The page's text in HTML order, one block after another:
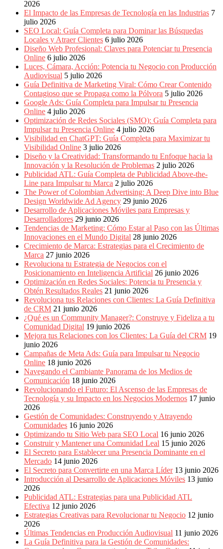
Periódicos
Producción
Gráfica
Colombia.
2026
El Impacto de las Empresas de Tecnología en las Industrias 7
julio 2026
SEO Local: Guía Completa para Dominar las Búsquedas
Locales y Atraer Clientes 6 julio 2026
Diseño Web Profesional: Claves para Potenciar tu Presencia
Online 6 julio 2026
Luces, Cámara, Acción: Potencia tu Negocio con Producción
Audiovisual 5 julio 2026
Guía Definitiva de Marketing Viral: Cómo Crear Contenido
Contagioso que se Propaga como la Pólvora 5 julio 2026
Google Ads: Guía Completa para Impulsar tu Presencia
Online 4 julio 2026
Optimización de Redes Sociales (SMO): Guía Completa para
Impulsar tu Presencia Online 4 julio 2026
Visibilidad en ChatGPT: Guía Completa para Maximizar tu
Visibilidad Online 3 julio 2026
Diseño y la Creatividad: Transformando tu Enfoque hacia la
Innovación y la Resolución de Problemas 2 julio 2026
Publicidad ATL: Guía Completa de Publicidad Above-the-
Line para Impulsar tu Marca 2 julio 2026
The Power of Colombian Advertising: A Deep Dive into Blue
Design Worldwide Ad Agency 29 junio 2026
Desarrollo de Aplicaciones Móviles para Empresas y
Desarrolladores 29 junio 2026
Tendencias de Marketing: Cómo Estar al Paso con las Últimas
Innovaciones en el Mundo Digital 28 junio 2026
Crecimiento de Marca: Estrategias para el Crecimiento de
Marca 27 junio 2026
Revoluciona tu Estrategia de Negocios con el
Posicionamiento en Inteligencia Artificial 26 junio 2026
Optimización en Redes Sociales: Potencia tu Presencia y
Obtén Resultados Reales 21 junio 2026
Revoluciona tus Relaciones con Clientes: La Guía Definitiva
de CRM 21 junio 2026
¿Qué es un Community Manager?: Construye y Fideliza a tu
Comunidad Digital 19 junio 2026
Mejora tus Relaciones con los Clientes: La Guía del CRM 19
junio 2026
Campañas de Meta Ads: Guía para Impulsar tu Negocio
Online 18 junio 2026
Navegando el Cambiante Panorama de los Medios de
Comunicación 18 junio 2026
Revolucionando el Futuro: El Ascenso de las Empresas de
Tecnología y su Impacto en los Negocios Modernos 17 junio
2026
Gestión de Comunidades: Construyendo y Atrayendo
Comunidades 16 junio 2026
Optimizando tu Sitio Web para SEO Local 16 junio 2026
Construir y Mantener una Comunidad Leal 15 junio 2026
El Secreto para Establecer una Presencia Dominante en el
Mercado 14 junio 2026
El Secreto para Convertirte en una Marca Líder 13 junio 2026
Introducción al Desarrollo de Aplicaciones Móviles 13 junio
2026
Publicidad ATL: Estrategias para una Publicidad ATL
Efectiva 12 junio 2026
Estrategias Creativas para Revolucionar tu Negocio 12 junio
2026
Últimas Tendencias en Producción Audiovisual 11 junio 2026
La Guía Definitiva para la Gestión de Comunidades: